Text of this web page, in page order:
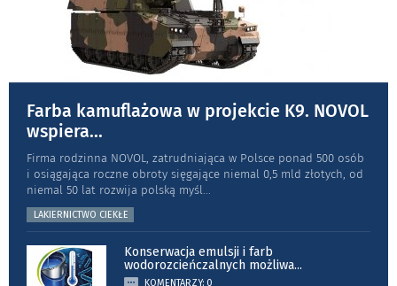
Farba kamuflażowa w projekcie K9. NOVOL
wspiera...
Firma rodzinna NOVOL, zatrudniająca w Polsce ponad 500 osób
i osiągająca roczne obroty sięgające niemal 0,5 mld złotych, od
niemal 50 lat rozwija polską myśl...
LAKIERNICTWO CIEKŁE
Konserwacja emulsji i farb
wodorozcieńczalnych możliwa...
KOMENTARZY: 0